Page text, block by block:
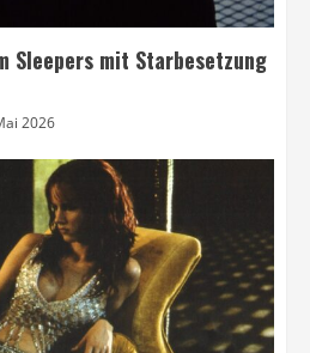
mit Starbesetzung
2026